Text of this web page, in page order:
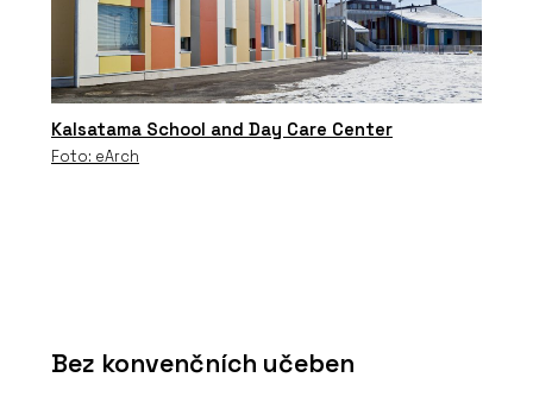
Kalsatama School and Day Care Center
Foto: eArch
Bez konvenčních učeben